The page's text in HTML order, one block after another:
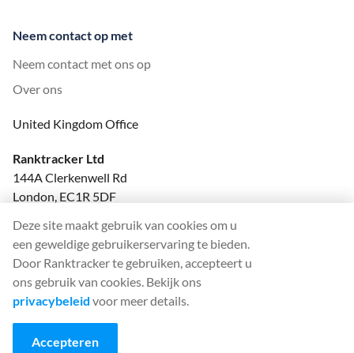
Neem contact op met
Neem contact met ons op
Over ons
United Kingdom Office
Ranktracker Ltd
144A Clerkenwell Rd
London, EC1R 5DF
felix@ranktracker.com
2015 -2026 © Ranktracker. All Rights Reserved.
Deze site maakt gebruik van cookies om u
een geweldige gebruikerservaring te bieden.
Door Ranktracker te gebruiken, accepteert u
ons gebruik van cookies. Bekijk ons
privacybeleid voor meer details.
Accepteren